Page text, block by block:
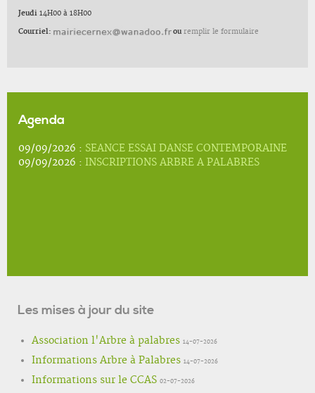
Jeudi 14H00 à 18H00
Courriel: ou remplir le formulaire
Agenda
09/09/2026 : SEANCE ESSAI DANSE CONTEMPORAINE
09/09/2026 : INSCRIPTIONS ARBRE A PALABRES
Les mises à jour du site
Association l'Arbre à palabres 14-07-2026
Informations Arbre à Palabres 14-07-2026
Informations sur le CCAS 02-07-2026